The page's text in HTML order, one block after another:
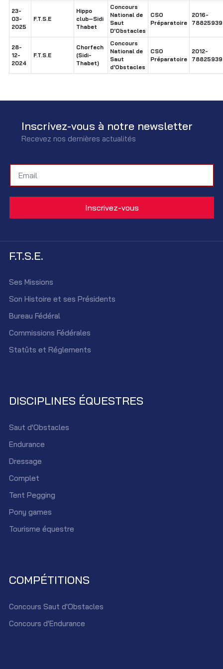
23-
03-
2025
F.T.S.E
Hippo
club–Sidi
Thabet
Concours
National de
Saut
D'Obstacles
CSO
Préparatoire
2016-
28-
12-
2024
F.T.S.E
Chorfech
(Sidi-
Thabet)
Concours
National de
Saut
d'Obstacles
CSO
Préparatoire
2012-
Inscrivez-vous à notre newsletter
Recevez nos dernières actualités
F.T.S.E.
Ses Missions
Son Histoire et ses Présidents
Bureau Fédéral
Commissions Fédérales
Statûts et Réglements
DISCIPLINES ÉQUESTRES
Saut d'Obstacles
Endurance
Dressage
Complet
Tent Pegging
Pony games
Tourisme équestre
COMPÉTITIONS
Concours Saut d'Obstacles
Concours d'Endurance